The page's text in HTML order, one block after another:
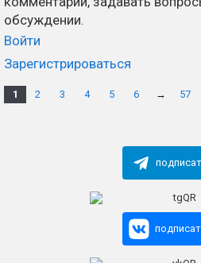
обсуждении.
Войти
Зарегистрироваться
1 2 3 4 5 6 → 57